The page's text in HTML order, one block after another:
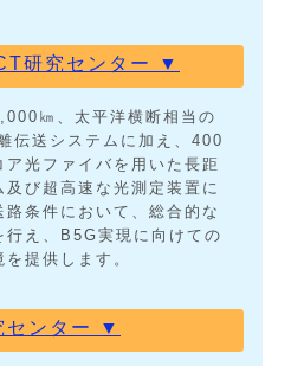
研究センター ▼
㎞、太平洋横断相当の
伝送システムに加え、400
ア光ファイバを用いた長距
び超高速な光測定装置に
路条件において、総合的な
行え、B5G実現に向けての
提供します。
センター ▼